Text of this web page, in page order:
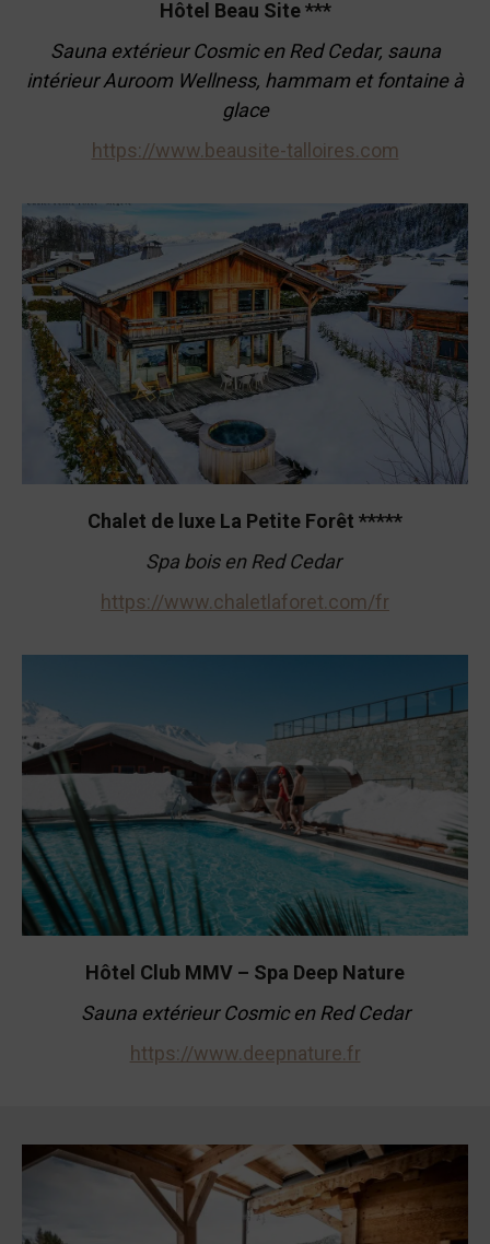
Hôtel Beau Site ***
Sauna extérieurCosmic en Red Cedar, sauna
intérieur Auroom Wellness, hammam et fontaine à
glace
https://www.beausite-talloires.com
Chalet de luxe La Petite Forêt *****
Spa bois en Red Cedar
https://www.chaletlaforet.com/fr
Hôtel Club MMV – Spa Deep Nature
Sauna extérieurCosmic en Red Cedar
https://www.deepnature.fr